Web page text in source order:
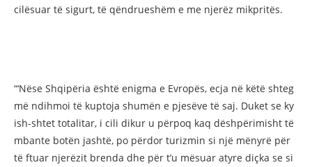
cilësuar të sigurt, të qëndrueshëm e me njerëz mikpritës.
“‘Nëse Shqipëria është enigma e Evropës, ecja në këtë shteg
më ndihmoi të kuptoja shumën e pjesëve të saj. Duket se ky
ish-shtet totalitar, i cili dikur u përpoq kaq dëshpërimisht të
mbante botën jashtë, po përdor turizmin si një mënyrë për
të ftuar njerëzit brenda dhe për t’u mësuar atyre diçka se si